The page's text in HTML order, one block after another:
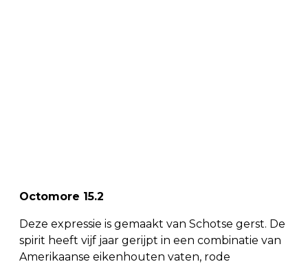
Octomore 15.2
Deze expressie is gemaakt van Schotse gerst. De
spirit heeft vijf jaar gerijpt in een combinatie van
Amerikaanse eikenhouten vaten, rode